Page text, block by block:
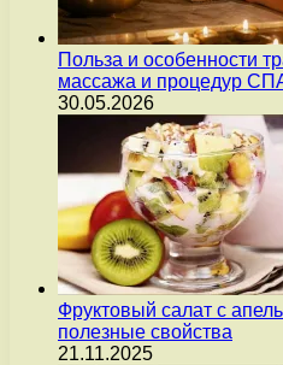
Польза и особенности
массажа и процедур
30.05.2026
Фруктовый салат с
полезные свойства
21.11.2025